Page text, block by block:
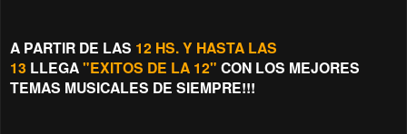
A PARTIR DE LAS 12 HS. Y HASTA LAS
13 LLEGA"EXITOS DE LA 12" CON LOS MEJORES
TEMAS MUSICALES DE SIEMPRE!!!